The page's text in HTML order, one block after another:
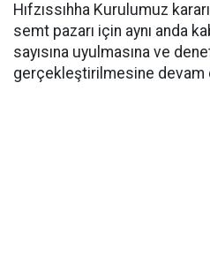
Hıfzıssıhha Kurulumuz
semt pazarı için aynı anda
sayısına uyulmasına ve
gerçekleştirilmesine devam